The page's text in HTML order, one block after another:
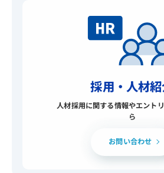
採用・人材
人材採用に関する情報やエント
ら
お問い合わせ